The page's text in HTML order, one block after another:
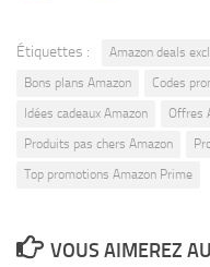
Étiquettes : Amazon deals
Bons plans Amazon
Codes
Idées cadeaux Amazon
Offres
Produits pas chers Amazon
Top promotions Amazon Prime
VOUS AIMEREZ